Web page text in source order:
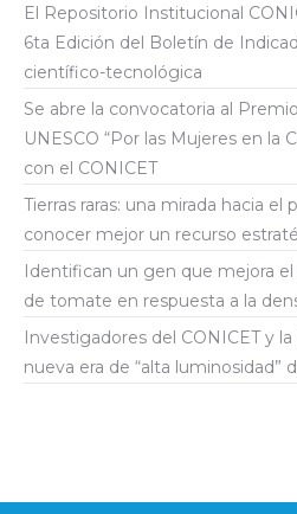
El Repositorio Institucional
6ta Edición del Boletín de
científico-tecnológica
Se abre la convocatoria al
UNESCO “Por las Mujeres en la
con el CONICET
Tierras raras: una mirada hacia el
conocer mejor un recurso
Identifican un gen que mejora
de tomate en respuesta a la
Investigadores del CONICET y
nueva era de “alta luminosidad”